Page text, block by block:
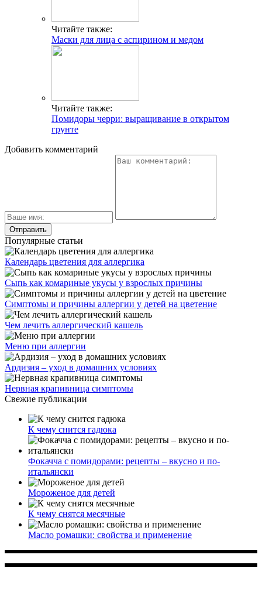
Читайте также:
Маски для лица с аспирином и медом
Читайте также:
Помидоры черри: выращивание в открытом
грунте
Добавить комментарий
Популярные статьи
Календарь цветения для аллергика
Сыпь как комариные укусы у взрослых причины
Симптомы и причины аллергии у детей на цветение
Чем лечить аллергический кашель
Меню при аллергии
Ардизия – уход в домашних условиях
Нервная крапивница симптомы
Свежие публикации
К чему снится гадюка
Фокачча с помидорами: рецепты – вкусно и по-
итальянски
Мороженое для детей
К чему снятся месячные
Масло ромашки: свойства и применение